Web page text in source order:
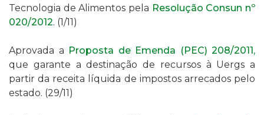
Tecnologia de Alimentos pela Resolução Consun nº
020/2012. (1/11)
Aprovada a Proposta de Emenda (PEC) 208/2011,
que garante a destinação de recursos à Uergs a
partir da receita líquida de impostos arrecados pelo
estado. (29/11)